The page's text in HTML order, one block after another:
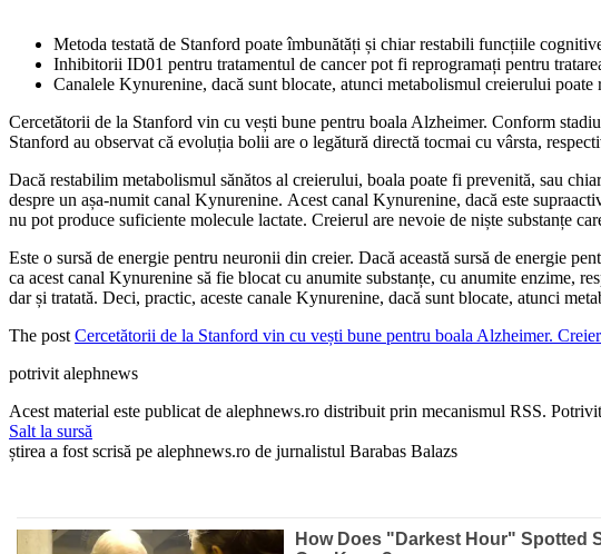
Metoda testată de Stanford poate îmbunătăți și chiar restabili funcțiile
Inhibitorii ID01 pentru tratamentul de cancer pot fi reprogramați pentru
Canalele Kynurenine, dacă sunt blocate, atunci metabolismul creierului
Cercetătorii de la Stanford vin cu vești bune pentru boala Alzheimer. Conform
Stanford au observat că evoluția bolii are o legătură directă tocmai cu vârsta,
Dacă restabilim metabolismul sănătos al creierului, boala poate fi prevenită, sau
despre un așa-numit canal Kynurenine. Acest canal Kynurenine, dacă este
nu pot produce suficiente molecule lactate. Creierul are nevoie de niște substanțe
Este o sursă de energie pentru neuronii din creier. Dacă această sursă de energie
ca acest canal Kynurenine să fie blocat cu anumite substanțe, cu anumite enzime,
dar și tratată. Deci, practic, aceste canale Kynurenine, dacă sunt blocate, atunci
The post Cercetătorii de la Stanford vin cu vești bune pentru boala Alzheimer.
potrivit alephnews
Acest material este publicat de alephnews.ro distribuit prin mecanismul RSS.
Salt la sursă
știrea a fost scrisă pe alephnews.ro de jurnalistul Barabas Balazs